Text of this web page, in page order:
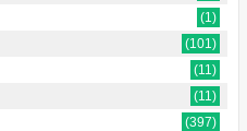
(1)
(101)
(11)
(11)
(397)